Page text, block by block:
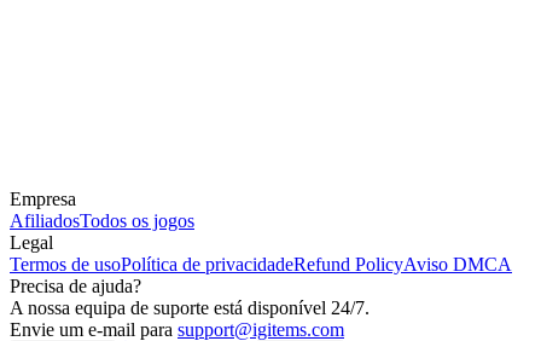
Empresa
AfiliadosTodos os jogos
Legal
Termos de usoPolítica de privacidadeRefund PolicyAviso DMCA
Precisa de ajuda?
A nossa equipa de suporte está disponível 24/7.
Envie um e-mail para support@igitems.com